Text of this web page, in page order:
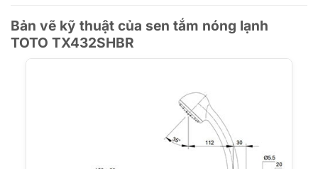
Bản vẽ kỹ thuật của sen tắm nóng lạnh
TOTO TX432SHBR